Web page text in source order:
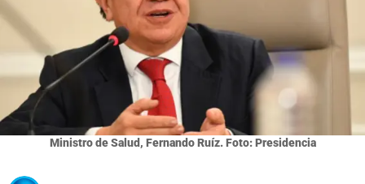
Ministro de Salud, Fernando Ruíz. Foto: Presidencia